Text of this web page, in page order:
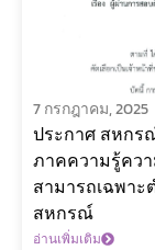
7 กรกฎาคม, 2025
ประกาศ สหกร
ภาคความรู้คว
สามารถเฉพาะ
สหกรณ์
อ่านเพิ่มเติม